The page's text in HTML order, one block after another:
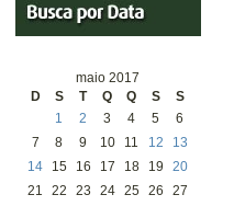
maio 2017
D
S T Q Q S S
1 2 3 4 5
6
7
8 9 10 11 12
13
14
15 16 17 18 19
20
21
22 23 24 25 26
27